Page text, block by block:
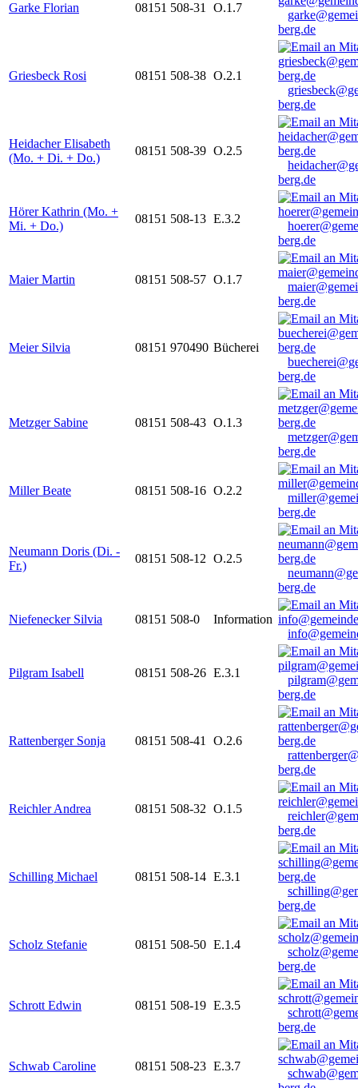
Garke Florian 08151 508-31 O.1.7
berg.de
Griesbeck Rosi 08151 508-38 O.2.1
berg.de
Heidacher Elisabeth
(Mo. + Di. + Do.)
08151 508-39 O.2.5
berg.de
Hörer Kathrin (Mo. +
Mi. + Do.)
08151 508-13 E.3.2
berg.de
Maier Martin 08151 508-57 O.1.7
berg.de
Meier Silvia 08151 970490 Bücherei
berg.de
Metzger Sabine 08151 508-43 O.1.3
berg.de
Miller Beate 08151 508-16 O.2.2
berg.de
Neumann Doris (Di. -
Fr.)
08151 508-12 O.2.5
berg.de
Niefenecker Silvia 08151 508-0
Information
Pilgram Isabell 08151 508-26 E.3.1
berg.de
Rattenberger Sonja 08151 508-41
O.2.6
berg.de
Reichler Andrea 08151 508-32 O.1.5
berg.de
Schilling Michael 08151 508-14 E.3.1
berg.de
Scholz Stefanie 08151 508-50 E.1.4
berg.de
Schrott Edwin 08151 508-19 E.3.5
berg.de
Schwab Caroline 08151 508-23 E.3.7